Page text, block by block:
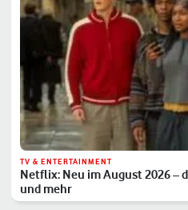
TV & ENTERTAINMENT
Netflix: Neu im August 2026 –
und mehr